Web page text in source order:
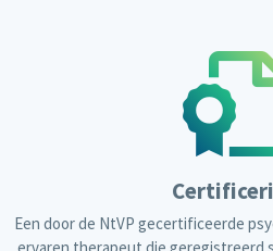
Een door de NtVP gecertificeerde